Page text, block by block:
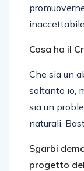
inaccettabile.
Cosa ha il
Che sia un
soltanto io,
sia un
naturali.
Sgarbi
progetto